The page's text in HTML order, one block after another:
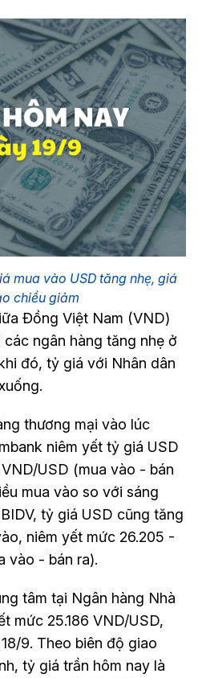
mua vào USD tăng nhẹ, giá
chiều giảm
Đồng Việt Nam (VND)
ngân hàng tăng nhẹ ở
đó, tỷ giá với Nhân dân
thương mại vào lúc
niêm yết tỷ giá USD
USD (mua vào - bán
mua vào so với sáng
tỷ giá USD cũng tăng
niêm yết mức 26.205 -
vào - bán ra).
tâm tại Ngân hàng Nhà
mức 25.186 VND/USD,
9. Theo biên độ giao
tỷ giá trần hôm nay là